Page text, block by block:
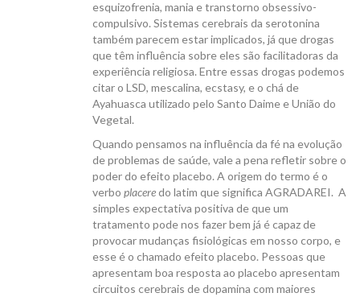
esquizofrenia, mania e transtorno obsessivo-
compulsivo. Sistemas cerebrais da serotonina
também parecem estar implicados, já que drogas
que têm influência sobre eles são facilitadoras da
experiência religiosa. Entre essas drogas podemos
citar o LSD, mescalina, ecstasy, e o chá de
Ayahuasca utilizado pelo Santo Daime e União do
Vegetal.
Quando pensamos na influência da fé na evolução
de problemas de saúde, vale a pena refletir sobre o
poder do efeito placebo. A origem do termo é o
verbo placeredo latim que significa AGRADAREI. A
simples expectativa positiva de que um
tratamento pode nos fazer bem já é capaz de
provocar mudanças fisiológicas em nosso corpo, e
esse é o chamado efeito placebo. Pessoas que
apresentam boa resposta ao placebo apresentam
circuitos cerebrais de dopamina com maiores